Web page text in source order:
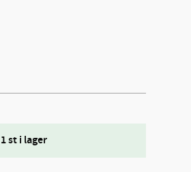
1 st i lager